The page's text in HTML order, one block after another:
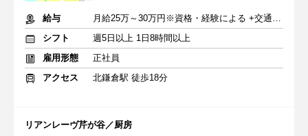
給与
月給25万～30万円※資格・経験による +交通費支給
シフト
週5日以上 1日8時間以上
雇用形態
正社員
アクセス
北鎌倉駅 徒歩18分
リアンレーヴ芹が谷／厨房